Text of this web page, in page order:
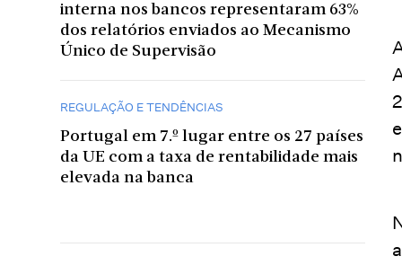
interna nos bancos representaram 63%
dos relatórios enviados ao Mecanismo
Único de Supervisão
REGULAÇÃO E TENDÊNCIAS
Portugal em 7.º lugar entre os 27 países
da UE com a taxa de rentabilidade mais
elevada na banca